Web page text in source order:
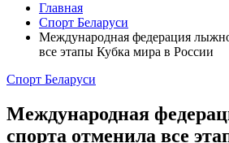
Главная
Спорт Беларуси
Международная федерация
все этапы Кубка мира в России
Спорт Беларуси
Международная
спорта отменила все